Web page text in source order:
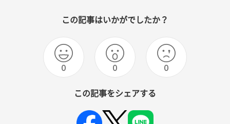
この記事はいかがでしたか？
0 0 0
この記事をシェアする